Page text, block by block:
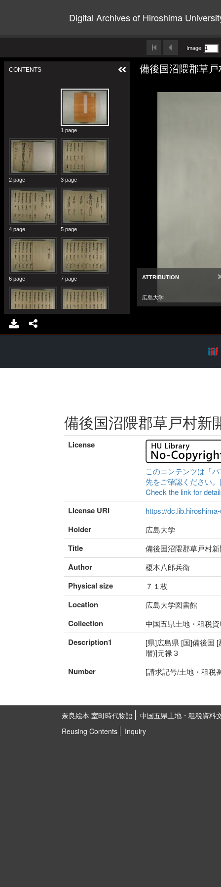
Digital Archives of Hiroshima
備後国沼隈郡草戸村新
License
このコンテンツは「
先をご確認ください
Check the link for
License URI https://
Holder 広島大学
Title 備後国沼隈郡草戸村
Author 榎本八郎兵衛
Physical size ７１枚
Location 広島大学図書館
Collection 中国五県土地・租税
Description1
[県]広島県 [国]備後国
暦)]元禄３
Number [請求記号/土地・租税
奈良絵本 室町時代物語
中国五県土地・租税資料
Reusing Contents
Inquiry